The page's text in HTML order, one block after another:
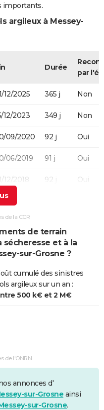
importants.
argileux à Messey-
Durée
par
12/2025 365 j Non
12/2023 349 j Non
09/2020 92 j Oui
06/2019 91 j Oui
12/2018 92 j Oui
09/2015
de la CCR
de terrain
et à la
sur-Grosne ?
cumulé des sinistres
argileux sur un an :
500 k€ et 2 M€
de l'ONRN
annonces d'
sur-Grosne ainsi
sur-Grosne.